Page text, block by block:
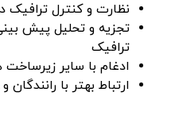
نظارت و کنترل ترافیک
تجزیه و تحلیل پیش
ترافیک
ادغام با سایر
ارتباط بهتر با رانندگان